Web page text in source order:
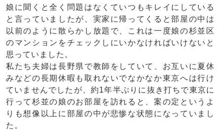
娘に聞くと全く問題はなくていつもキレイにしている
と言っていましたが、実家に帰ってくると部屋の中は
以前のように散らかし放題で、これは一度娘の杉並区
のマンションをチェックしにいかなければいけないと
思っていました。
私たち夫婦は長野県で教師をしていて、お互いに夏休
みなどの長期休暇も取れないでなかなか東京へは行け
ていませんでしたが、約1年半ぶりに抜き打ちで東京に
行って杉並の娘のお部屋を訪れると、案の定というよ
りも想像以上に部屋の中が悲惨な状態になっていまし
た。